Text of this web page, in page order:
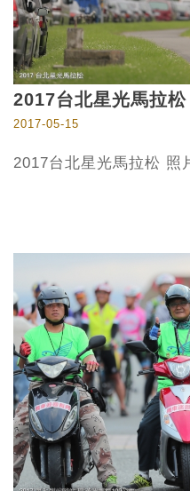
​2017台北星光馬拉
2017-05-15
2017台北星光馬拉松 照